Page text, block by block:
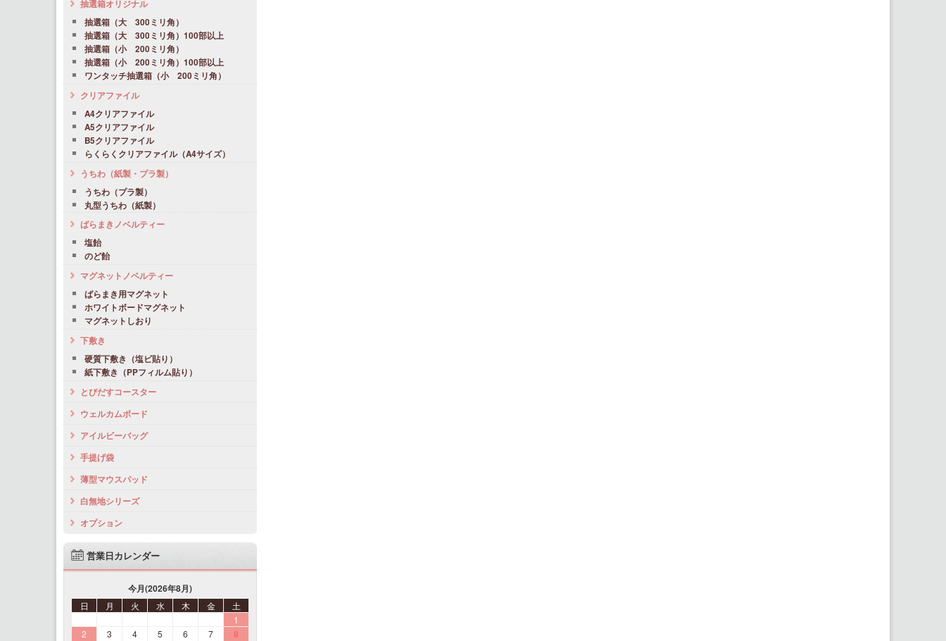
抽選箱オリジナル
抽選箱（大 300ミリ角）
抽選箱（大 300ミリ角）100部以上
抽選箱（小 200ミリ角）
抽選箱（小 200ミリ角）100部以上
ワンタッチ抽選箱（小 200ミリ角）
クリアファイル
A4クリアファイル
A5クリアファイル
B5クリアファイル
らくらくクリアファイル（A4サイズ）
うちわ（紙製・プラ製）
うちわ（プラ製）
丸型うちわ（紙製）
ばらまきノベルティー
塩飴
のど飴
マグネットノベルティー
ばらまき用マグネット
ホワイトボードマグネット
マグネットしおり
下敷き
硬質下敷き（塩ビ貼り）
紙下敷き（PPフィルム貼り）
とびだすコースター
ウェルカムボード
アイルビーバッグ
手提げ袋
薄型マウスパッド
白無地シリーズ
オプション
営業日カレンダー
今月(2026年8月)
日 月 火 水 木 金
土
1
2
3 4 5 6 7 8